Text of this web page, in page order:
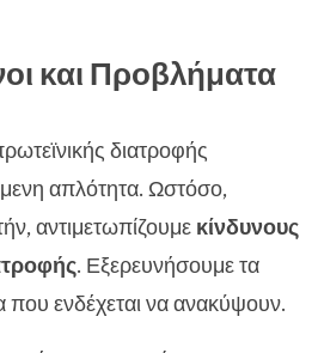
και Προβλήματα
διατροφής
απλότητα. Ωστόσο,
αντιμετωπίζουμε κίνδυνους
. Εξερευνήσουμε τα
που ενδέχεται να ανακύψουν.